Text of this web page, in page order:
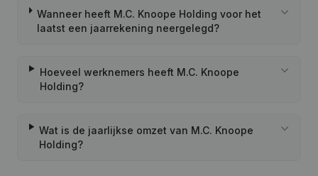
Wanneer heeft M.C. Knoope Holding voor het
laatst een jaarrekening neergelegd?
Hoeveel werknemers heeft M.C. Knoope
Holding?
Wat is de jaarlijkse omzet van M.C. Knoope
Holding?